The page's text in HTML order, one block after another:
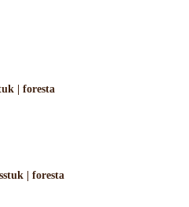
| foresta
| foresta